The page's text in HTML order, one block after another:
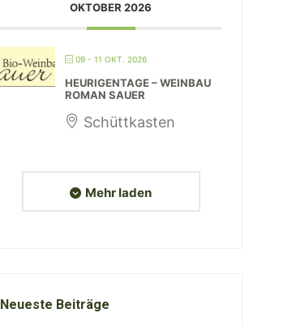
OKTOBER 2026
09 - 11 OKT. 2026
HEURIGENTAGE – WEINBAU
ROMAN SAUER
Schüttkasten
Mehr laden
Neueste Beiträge